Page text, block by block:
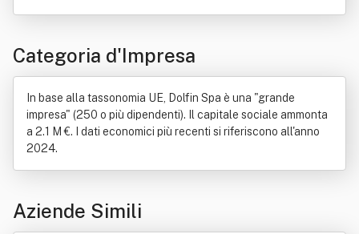
Categoria d'Impresa
In base alla tassonomia UE, Dolfin Spa è una "grande
impresa" (250 o più dipendenti). Il capitale sociale ammonta
a 2.1 M €. I dati economici più recenti si riferiscono all'anno
2024.
Aziende Simili